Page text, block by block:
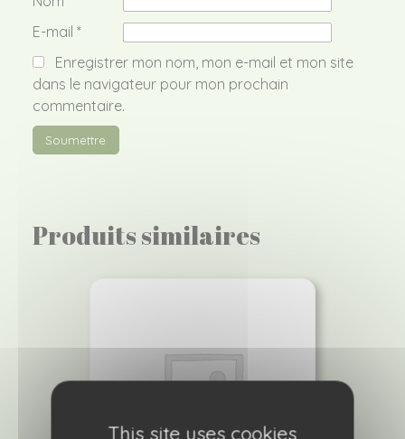
E-mail *
Enregistrer mon nom, mon e-mail et mon site
dans le navigateur pour mon prochain
commentaire.
Produits similaires
This site uses cookies